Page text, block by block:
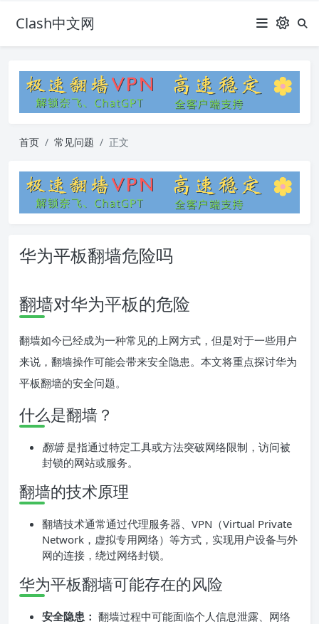
Clash中文网
首页 常见问题 正文
华为平板翻墙危险吗
翻墙对华为平板的危险
翻墙如今已经成为一种常见的上网方式，但是对于一些用户
来说，翻墙操作可能会带来安全隐患。本文将重点探讨华为
平板翻墙的安全问题。
什么是翻墙？
翻墙是指通过特定工具或方法突破网络限制，访问被
封锁的网站或服务。
翻墙的技术原理
翻墙技术通常通过代理服务器、VPN（Virtual Private
Network，虚拟专用网络）等方式，实现用户设备与外
网的连接，绕过网络封锁。
华为平板翻墙可能存在的风险
安全隐患： 翻墙过程中可能面临个人信息泄露、网络